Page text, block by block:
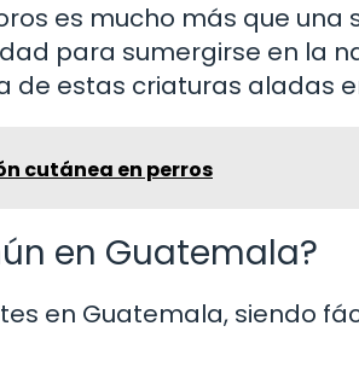
es mucho más que una
para sumergirse en la
de estas criaturas aladas
cutánea en perros
en Guatemala?
en Guatemala, siendo